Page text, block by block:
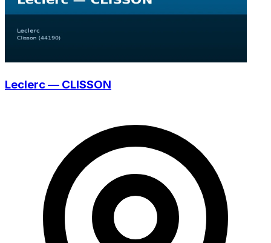
Leclerc — CLISSON